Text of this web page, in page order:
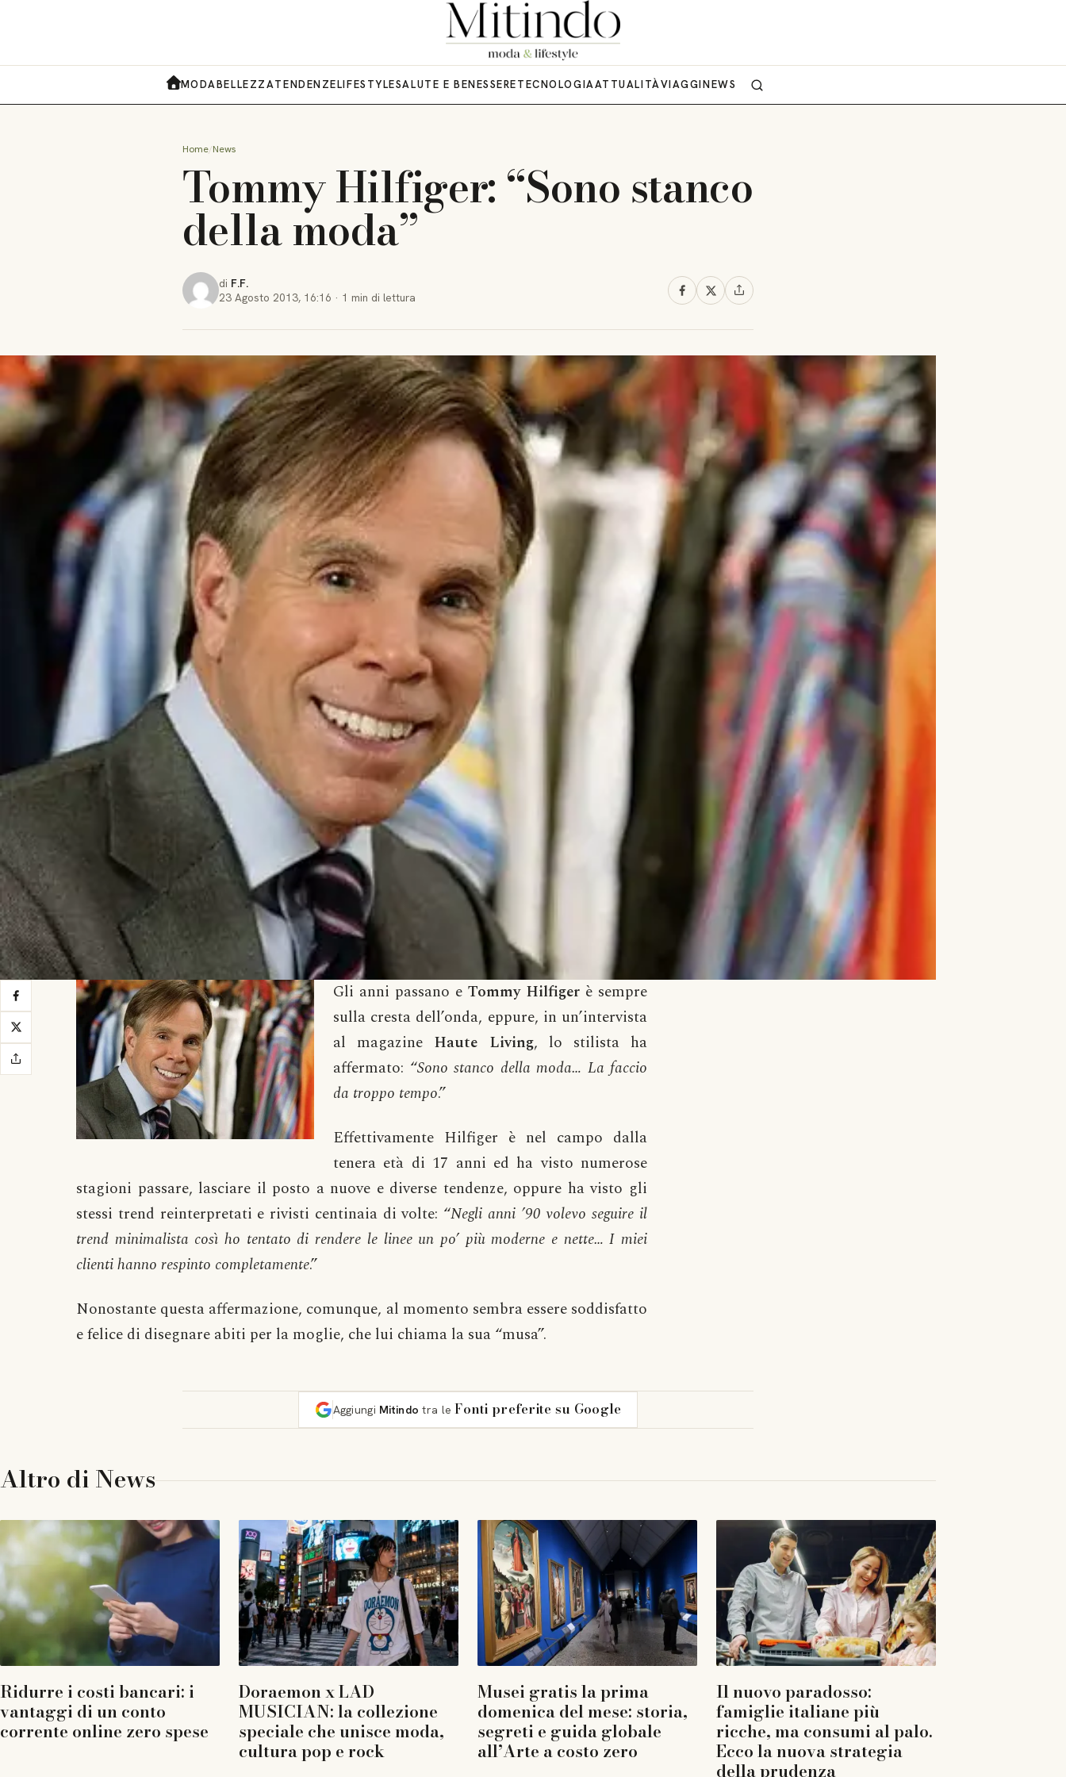
MODABELLEZZATENDENZELIFESTYLESALUTE E BENESSERETECNOLOGIAATTUALITÀVIAGGINEWS
Home News
Tommy Hilfiger: “Sono stanco
della moda”
di F.F.
23 Agosto 2013, 16:16 · 1 min di lettura
Gli anni passano e Tommy Hilfiger è sempre
sulla cresta dell’onda, eppure, in un’intervista
al magazine Haute Living, lo stilista ha
affermato: “Sono stanco della moda… La faccio
da troppo tempo.”
Effettivamente Hilfiger è nel campo dalla
tenera età di 17 anni ed ha visto numerose
stagioni passare, lasciare il posto a nuove e diverse tendenze, oppure ha visto gli
stessi trend reinterpretati e rivisti centinaia di volte: “Negli anni ’90 volevo seguire il
trend minimalista così ho tentato di rendere le linee un po’ più moderne e nette… I miei
clienti hanno respinto completamente.”
Nonostante questa affermazione, comunque, al momento sembra essere soddisfatto
e felice di disegnare abiti per la moglie, che lui chiama la sua “musa”.
Aggiungi Mitindo tra le Fonti preferite su Google
Altro diNews
Ridurre i costi bancari: i
vantaggi di un conto
corrente online zero spese
Doraemon x LAD
MUSICIAN: la collezione
speciale che unisce moda,
cultura pop e rock
Musei gratis la prima
domenica del mese: storia,
segreti e guida globale
all’Arte a costo zero
Il nuovo paradosso:
famiglie italiane più
ricche, ma consumi al palo.
Ecco la nuova strategia
della prudenza